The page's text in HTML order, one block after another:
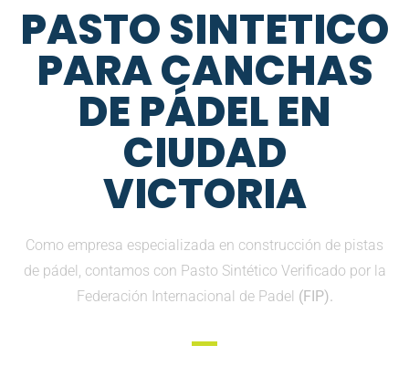
PASTO SINTETICO
PARA CANCHAS
DE PÁDEL EN
CIUDAD
VICTORIA
Como empresa especializada en construcción de pistas
de pádel, contamos con Pasto Sintético Verificado por la
Federación Internacional de Padel (FIP).